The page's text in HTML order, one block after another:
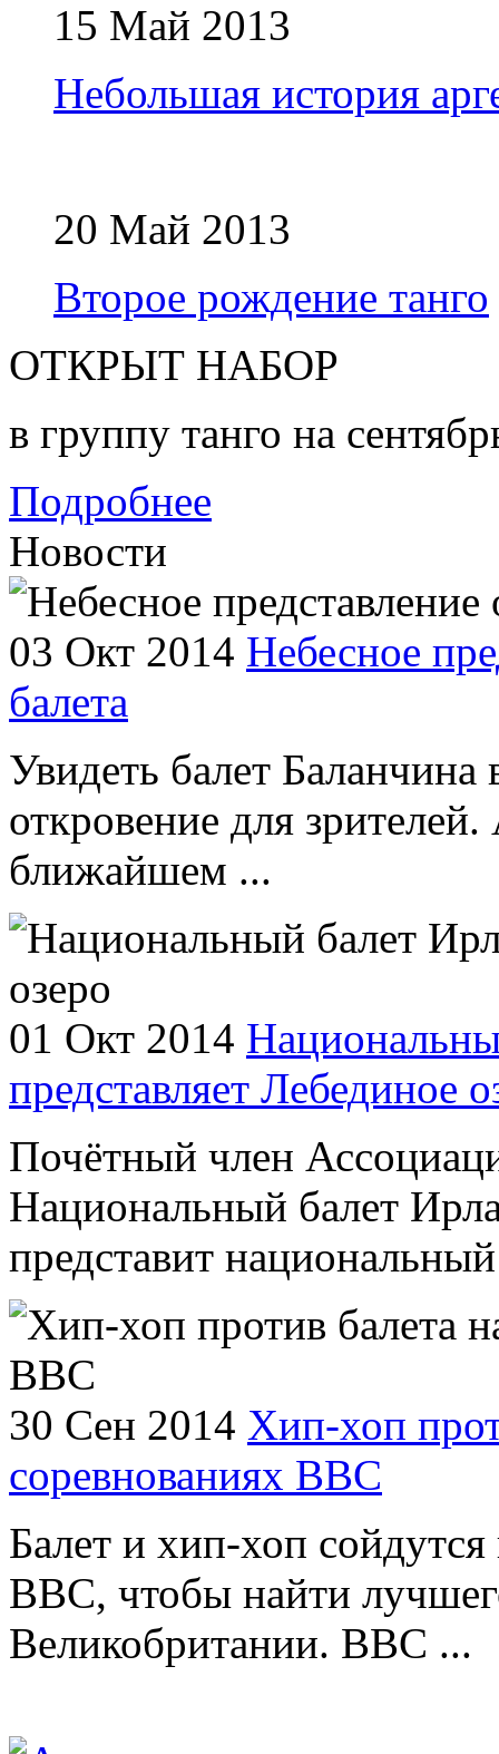
15 Май 2013
Небольшая история
20 Май 2013
Второе рождение танго
ОТКРЫТ НАБОР
в группу танго на
Подробнее
Новости
03 Окт 2014 Небесное
балета
Увидеть балет
откровение для
ближайшем ...
01 Окт 2014
представляет Лебединое
Почётный член
Национальный балет
представит
30 Сен 2014 Хип-хоп
соревнованиях ВВС
Балет и хип-хоп сойдутся
BBC, чтобы найти
Великобритании. BBC ...